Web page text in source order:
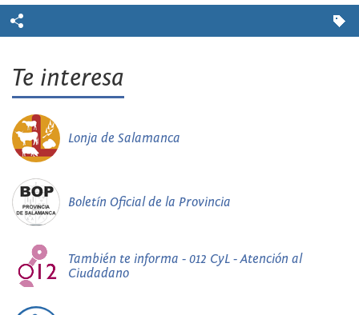
Te interesa
Lonja de Salamanca
Boletín Oficial de la Provincia
También te informa - 012 CyL - Atención al
Ciudadano